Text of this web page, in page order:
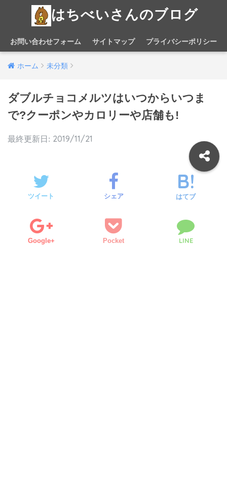
はちべいさんのブログ
お問い合わせフォーム サイトマップ プライバシーポリシー
ホーム 未分類
ダブルチョコメルツはいつからいつま
で?クーポンやカロリーや店舗も!
2019/11/21
ツイート シェア はてブ
Google+ Pocket LINE